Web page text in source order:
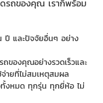
รถของคุณ เราก็พร้อม
ปี และปัจจัยอื่นๆ อย่าง
ถของคุณอย่างรวดเร็วและ
ายที่ไม่สมเหตุสมผล
ทั้งหมด ทุกรุ่น ทุกยี่ห้อ ไม่